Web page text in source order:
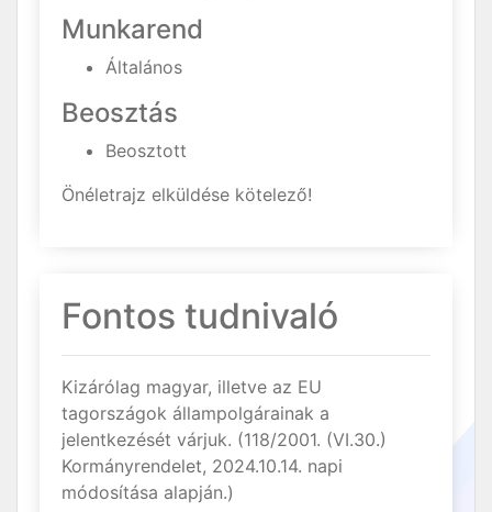
Munkarend
Általános
Beosztás
Beosztott
Önéletrajz elküldése kötelező!
Fontos tudnivaló
Kizárólag magyar, illetve az EU
tagországok állampolgárainak a
jelentkezését várjuk. (118/2001. (VI.30.)
Kormányrendelet, 2024.10.14. napi
módosítása alapján.)